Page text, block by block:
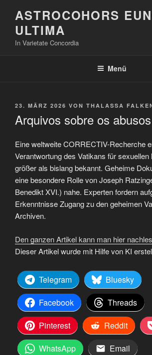
Inhalt
springen
ASTROCOHORS
ULTIMA
In Varietate Concordia
Menü
VERÖFFENTLICHT
23. MÄRZ 2026 VON THALASSA
Arquivos sobre os abusos
Eine weltweite CORRECTIV-Recherche
Verantwortung des Vatikans für
größer als bislang bekannt. Geheime
eine besondere Rolle von Joseph
Benedikt XVI.) nahe. Experten fordern
Erkenntnisse Zugang zu den geheimen
Archiven.
Den ganzen Artikel kann man hier
Dieser Artikel wurde mit Hilfe von KI
Telegram
Bluesky
Facebook
Threads
Pinterest
Reddit
WhatsApp
Email